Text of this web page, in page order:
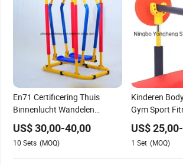
En71 Certificering Thuis
Binnenlucht Wandelen
Fitness Kinderen Gym
Apparatuur
US$30,00-40,00
10 Sets (MOQ)
Kinderen
Gym Sport
Apparatuur
Certificering
US$25,00-
1 Set (MOQ)